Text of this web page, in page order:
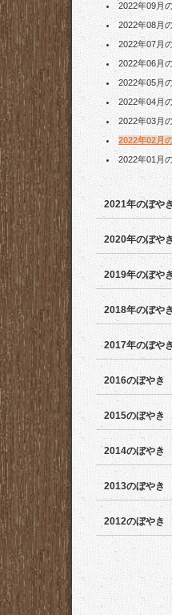
2022年09月
2022年08月
2022年07月
2022年06月
2022年05月
2022年04月
2022年03月
2022年02月
2022年01月
2021年のぼやき
2020年のぼや
2019年のぼやき
2018年のぼや
2017年のぼやき
2016のぼやき
2015のぼやき
2014のぼやき
2013のぼやき
2012のぼやき